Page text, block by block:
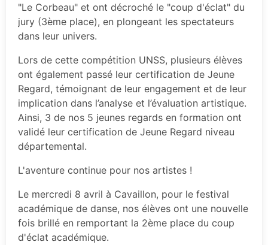
"Le Corbeau" et ont décroché le "coup d'éclat" du
jury (3ème place), en plongeant les spectateurs
dans leur univers.
Lors de cette compétition UNSS, plusieurs élèves
ont également passé leur certification de Jeune
Regard, témoignant de leur engagement et de leur
implication dans l’analyse et l’évaluation artistique.
Ainsi, 3 de nos 5 jeunes regards en formation ont
validé leur certification de Jeune Regard niveau
départemental.
L'aventure continue pour nos artistes !
Le mercredi 8 avril à Cavaillon, pour le festival
académique de danse, nos élèves ont une nouvelle
fois brillé en remportant la 2ème place du coup
d'éclat académique.